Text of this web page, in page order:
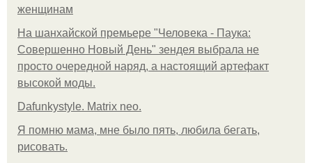
женщинам
На шанхайской премьере "Человека - Паука:
Совершенно Новый День" зендея выбрала не
просто очередной наряд, а настоящий артефакт
высокой моды.
Dafunkystyle. Matrix neo.
Я помню мама, мне было пять, любила бегать,
рисовать.